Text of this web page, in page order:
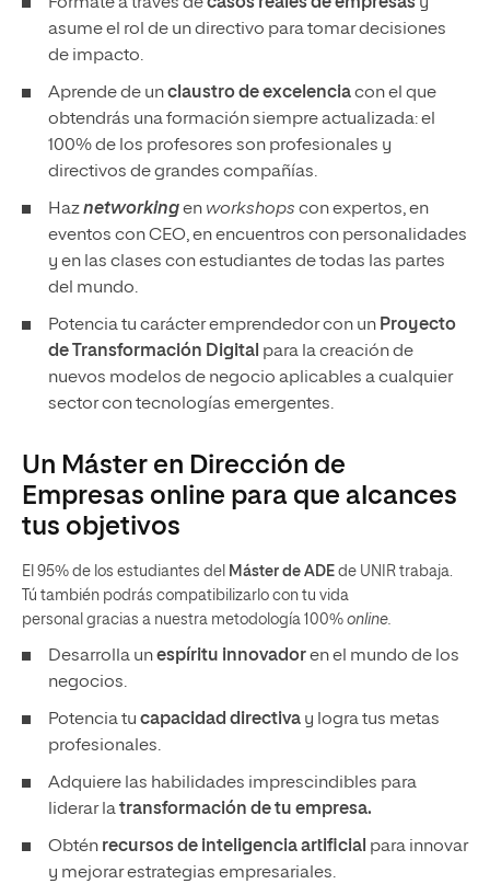
asume el rol de un directivo para tomar decisiones
de impacto.
Aprende de unclaustro de excelenciacon el que
obtendrás una formación siempre actualizada: el
100% de los profesores son profesionales y
directivos de grandes compañías.
Haznetworkingen workshops con expertos, en
eventos con CEO, en encuentros con personalidades
y en las clases con estudiantes de todas las partes
del mundo.
Potencia tu carácter emprendedor con un Proyecto
de Transformación Digital para la creación de
nuevos modelos de negocio aplicables a cualquier
sector con tecnologías emergentes.
Un Máster en Dirección de
Empresas online para que alcances
tus objetivos
El 95% de los estudiantes del Máster de ADE de UNIR trabaja.
Tú también podrás compatibilizarlo con tu vida
personal gracias a nuestra metodología 100% online.
Desarrolla unespíritu innovadoren el mundo de los
negocios.
Potencia tu capacidad directiva y logra tus metas
profesionales.
Adquiere las habilidades imprescindibles para
liderar latransformación de tu empresa.
Obtén recursos de inteligencia artificial para innovar
y mejorar estrategias empresariales.